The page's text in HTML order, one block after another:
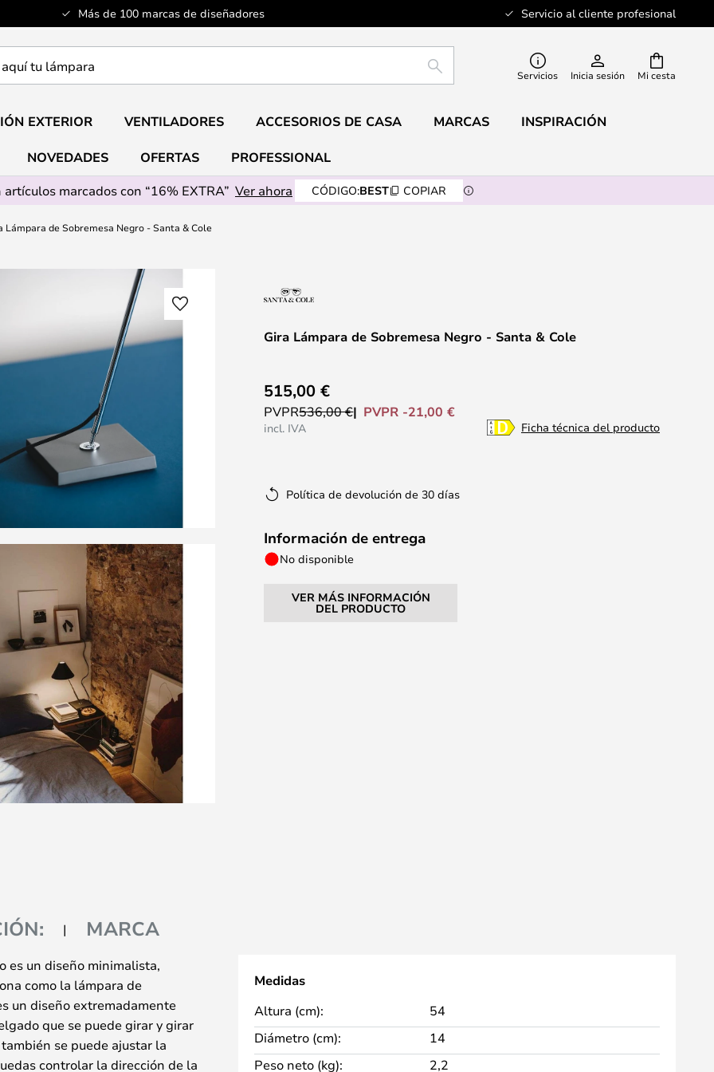
Más de 100 marcas de diseñadores Servicio al cliente profesional
Mi cesta
BUSCAR Servicios Inicia sesión
EXTERIOR VENTILADORES ACCESORIOS DE CASA MARCAS INSPIRACIÓN
NOVEDADES OFERTAS
PROFESSIONAL
artículos marcados con “16% EXTRA” Ver ahora CÓDIGO:BEST COPIAR
Lámpara de Sobremesa Negro - Santa & Cole
Gira Lámpara de Sobremesa Negro - Santa & Cole
515,00 €
PVPR536,00 € PVPR -21,00 €
incl. IVA Ficha técnica del producto
Política de devolución de 30 días
Información de entrega
No disponible
VER MÁS INFORMACIÓN
DEL PRODUCTO
MARCA
es un diseño minimalista,
como la lámpara de
un diseño extremadamente
que se puede girar y girar
se puede ajustar la
controlar la dirección de la
Medidas
Altura (cm):
54
Diámetro (cm):
14
Peso neto (kg):
2,2